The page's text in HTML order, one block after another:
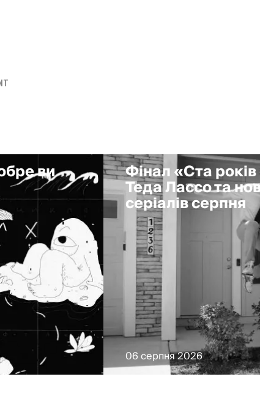
ви Фінал «Ста
Теда Лассо та
серіалів серпня
06 серпня 2026